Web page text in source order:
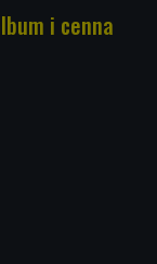
i cenna